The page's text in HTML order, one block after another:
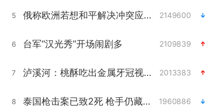
5 俄称欧洲若想和平解决冲突应停止援乌 2149600
6 台军“汉光秀”开场闹剧多 2109839
7 泸溪河：桃酥吃出金属牙冠视频不实 2013383
8 泰国枪击案已致2死 枪手仍藏学校附近 1960886